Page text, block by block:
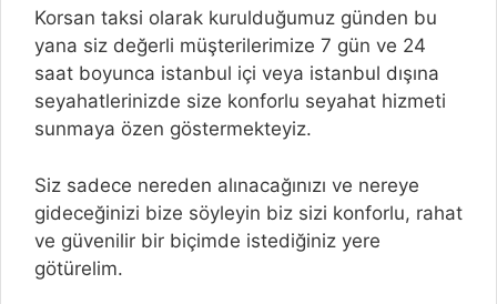
Korsan taksi olarak kurulduğumuz günden bu
yana siz değerli müşterilerimize 7 gün ve 24
saat boyunca istanbul içi veya istanbul dışına
seyahatlerinizde size konforlu seyahat hizmeti
sunmaya özen göstermekteyiz.
Siz sadece nereden alınacağınızı ve nereye
gideceğinizi bize söyleyin biz sizi konforlu, rahat
ve güvenilir bir biçimde istediğiniz yere
götürelim.